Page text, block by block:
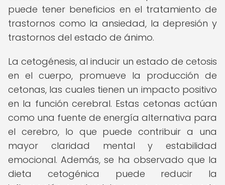
puede tener beneficios en el tratamiento de
trastornos como la ansiedad, la depresión y
trastornos del estado de ánimo.
La cetogénesis, al inducir un estado de cetosis
en el cuerpo, promueve la producción de
cetonas, las cuales tienen un impacto positivo
en la función cerebral. Estas cetonas actúan
como una fuente de energía alternativa para
el cerebro, lo que puede contribuir a una
mayor claridad mental y estabilidad
emocional. Además, se ha observado que la
dieta cetogénica puede reducir la